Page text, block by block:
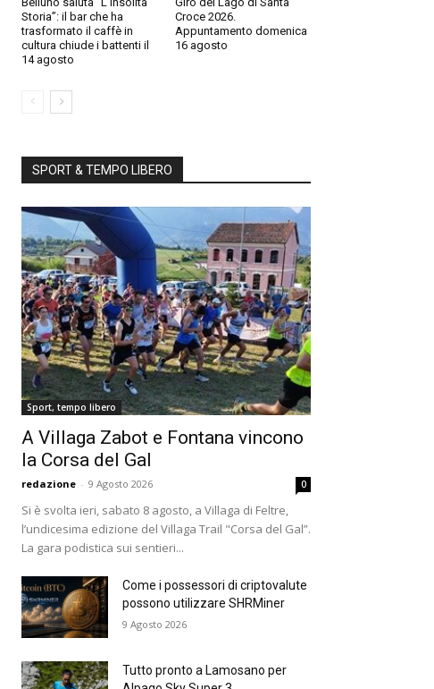
Storia”: il bar che ha
trasformato il caffè in
cultura chiude i battenti il
14 agosto
Croce 2026.
Appuntamento domenica
16 agosto
SPORT & TEMPO LIBERO
Sport, tempo libero
A Villaga Zabot e Fontana vincono
la Corsa del Gal
redazione - 9 Agosto 2026 0
Si è svolta ieri, sabato 8 agosto, a Villaga di Feltre,
l’undicesima edizione del Villaga Trail "Corsa del Gal”.
La gara podistica sui sentieri...
Come i possessori di criptovalute
possono utilizzare SHRMiner
9 Agosto 2026
Tutto pronto a Lamosano per